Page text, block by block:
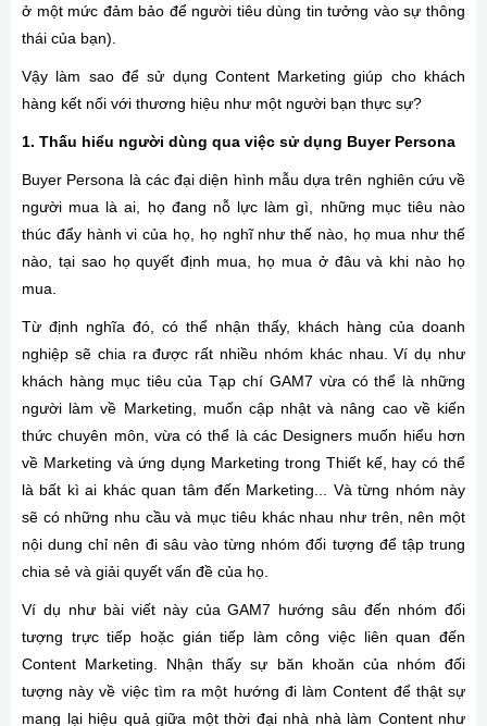
ở một mức đảm bảo để người tiêu dùng tin tưởng vào sự thông
thái của bạn).
Vậy làm sao để sử dụng Content Marketing giúp cho khách
hàng kết nối với thương hiệu như một người bạn thực sự?
1. Thấu hiểu người dùng qua việc sử dụng Buyer Persona
Buyer Persona là các đại diện hình mẫu dựa trên nghiên cứu về
người mua là ai, họ đang nỗ lực làm gì, những mục tiêu nào
thúc đẩy hành vi của họ, họ nghĩ như thế nào, họ mua như thế
nào, tại sao họ quyết định mua, họ mua ở đâu và khi nào họ
mua.
Từ định nghĩa đó, có thể nhận thấy, khách hàng của doanh
nghiệp sẽ chia ra được rất nhiều nhóm khác nhau. Ví dụ như
khách hàng mục tiêu của Tạp chí GAM7 vừa có thể là những
người làm về Marketing, muốn cập nhật và nâng cao về kiến
thức chuyên môn, vừa có thể là các Designers muốn hiểu hơn
về Marketing và ứng dụng Marketing trong Thiết kế, hay có thể
là bất kì ai khác quan tâm đến Marketing... Và từng nhóm này
sẽ có những nhu cầu và mục tiêu khác nhau như trên, nên một
nội dung chỉ nên đi sâu vào từng nhóm đối tượng để tập trung
chia sẻ và giải quyết vấn đề của họ.
Ví dụ như bài viết này của GAM7 hướng sâu đến nhóm đối
tượng trực tiếp hoặc gián tiếp làm công việc liên quan đến
Content Marketing. Nhận thấy sự băn khoăn của nhóm đối
tượng này về việc tìm ra một hướng đi làm Content để thật sự
mang lại hiệu quả giữa một thời đại nhà nhà làm Content như